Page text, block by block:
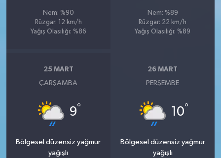
Nem: %90
Rüzgar: 12 km/h
Yağış Olasılığı: %86
Nem: %89
Rüzgar: 22 km/h
Yağış Olasılığı: %89
25 MART
ÇARŞAMBA
9°
Bölgesel düzensiz yağmur
yağışlı
26 MART
PERŞEMBE
10°
Bölgesel düzensiz yağmur
yağışlı